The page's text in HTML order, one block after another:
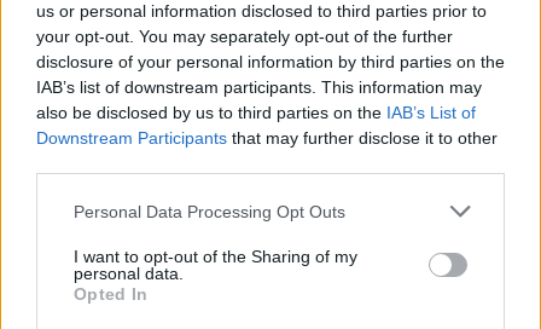
us or personal information disclosed to third parties prior to
your opt-out. You may separately opt-out of the further
disclosure of your personal information by third parties on the
IAB’s list of downstream participants. This information may
also be disclosed by us to third parties on the IAB’s List of
Downstream Participants that may further disclose it to other
Personal Data Processing Opt Outs
I want to opt-out of the Sharing of my
personal data.
Opted In
στο πλευρό της ομάδας, ώστε να δώσουμε
ενωμένοι και με όλα μας τα όπλα τη μάχη ως και
την τελευταία αγωνιστική!».
Παιχνίδι από παντού στη Novibet με το
νέο Mobile App